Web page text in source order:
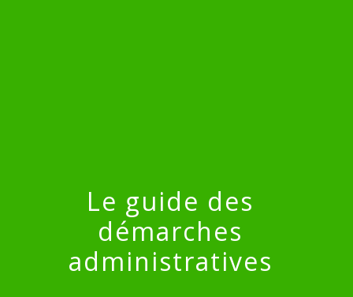
Le guide des
démarches
administratives